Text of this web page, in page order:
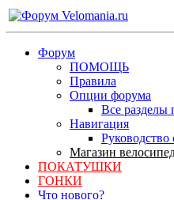
Форум
ПОМОЩЬ
Правила
Опции форума
Все разделы
Навигация
Руководство
Магазин
ПОКАТУШКИ
ГОНКИ
Что нового?